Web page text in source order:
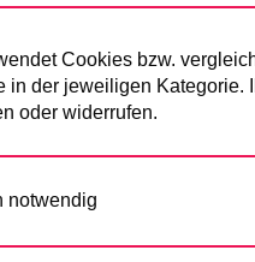
Cookies bzw.
in der jeweiligen
oder widerrufen.
notwendig